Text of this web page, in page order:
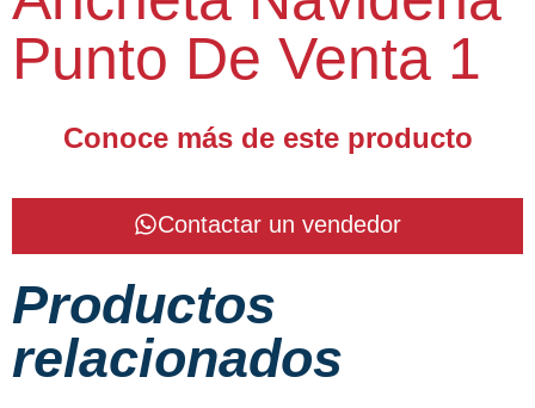
Punto De Venta 1
Conoce más de este producto
Contactar un vendedor
Productos
relacionados